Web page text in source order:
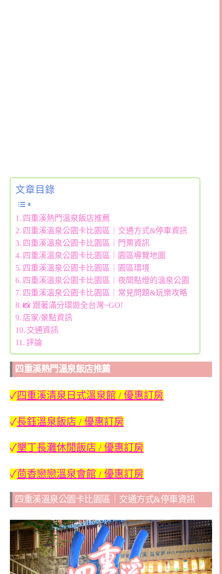
文章目錄
四重溪熱門溫泉飯店推薦
四重溪溫泉公園卡比園區｜交通方式&停車資訊
四重溪溫泉公園卡比園區｜門票資訊
四重溪溫泉公園卡比園區｜園區導覽地圖
四重溪溫泉公園卡比園區｜園區環境
四重溪溫泉公園卡比園區｜夜間點燈的溫泉公園
四重溪溫泉公園卡比園區｜常見問題&玩樂攻略
📸 跟著滿分環遊全台灣~GO!
店家/景點資訊
交通資訊
評論
四重溪熱門溫泉飯店推薦
✓四重溪清泉日式溫泉館 / 優惠訂房
✓長鈺溫泉飯店 / 優惠訂房
✓墾丁長灘休閒飯店 / 優惠訂房
✓茴香戀戀溫泉會館 / 優惠訂房
四重溪溫泉公園卡比園區｜交通方式&停車資訊